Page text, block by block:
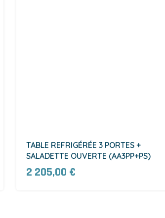
TABLE REFRIGÉRÉE 3 PORTES +
SALADETTE OUVERTE (AA3PP+PS)
2 205,00 €